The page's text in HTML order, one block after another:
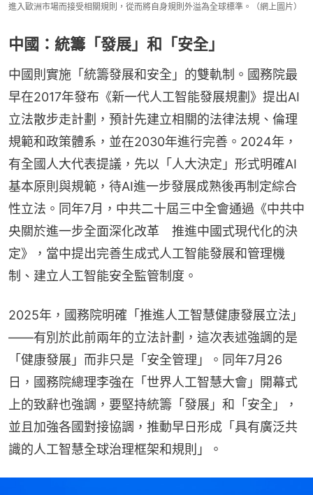
進入歐洲市場而接受相關規則，從而將自身規則外溢為全球標準。（網上圖片）
中國：統籌「發展」和「安全」
中國則實施「統籌發展和安全」的雙軌制。國務院最
早在2017年發布《新一代人工智能發展規劃》提出AI
立法散步走計劃，預計先建立相關的法律法規、倫理
規範和政策體系，並在2030年進行完善。2024年，
有全國人大代表提議，先以「人大決定」形式明確AI
基本原則與規範，待AI進一步發展成熟後再制定綜合
性立法。同年7月，中共二十屆三中全會通過《中共中
央關於進一步全面深化改革　推進中國式現代化的決
定》，當中提出完善生成式人工智能發展和管理機
制、建立人工智能安全監管制度。
2025年，國務院明確「推進人工智慧健康發展立法」
——有別於此前兩年的立法計劃，這次表述強調的是
「健康發展」而非只是「安全管理」。同年7月26
日，國務院總理李強在「世界人工智慧大會」開幕式
上的致辭也強調，要堅持統籌「發展」和「安全」，
並且加強各國對接協調，推動早日形成「具有廣泛共
識的人工智慧全球治理框架和規則」。